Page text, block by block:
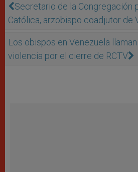
Secretario de la Congregación
Católica, arzobispo coadjutor de
Los obispos en Venezuela
violencia por el cierre de RCTV